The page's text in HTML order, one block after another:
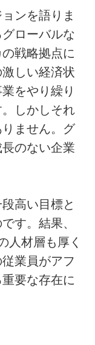
ンを語りま
ローバルな
戦略拠点に
しい経済状
をやり繰り
しかしそれ
ません。グ
のない企業
高い目標と
す。結果、
人材層も厚く
業員がアフ
要な存在に